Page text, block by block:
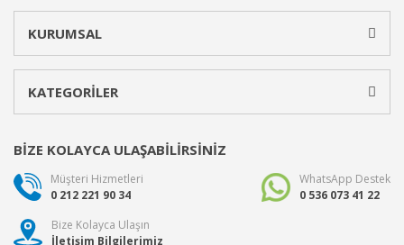
KURUMSAL
KATEGORİLER
BİZE KOLAYCA ULAŞABİLİRSİNİZ
Müşteri Hizmetleri
0 212 221 90 34
WhatsApp Destek
0 536 073 41 22
Bize Kolayca Ulaşın
İletişim Bilgilerimiz